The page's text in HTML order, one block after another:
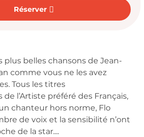
Réserver
plus belles chansons de Jean-
comme vous ne les avez
Tous les titres
l’Artiste préféré des Français,
chanteur hors norme, Flo
de voix et la sensibilité n’ont
de la star....